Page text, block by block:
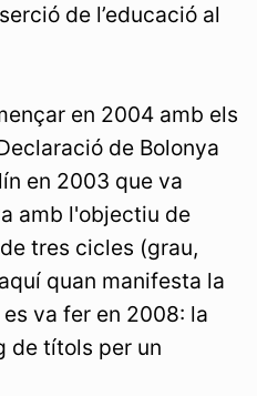
de l’educació al
en 2004 amb els
de Bolonya
en 2003 que va
amb l'objectiu de
tres cicles (grau,
quan manifesta la
va fer en 2008: la
de títols per un